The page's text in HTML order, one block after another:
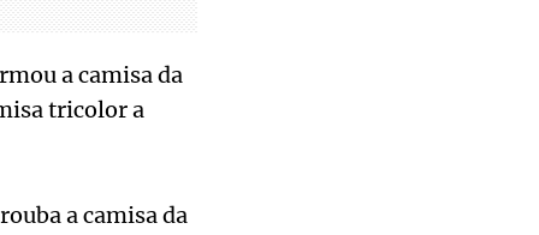
a camisa da
tricolor a
a camisa da